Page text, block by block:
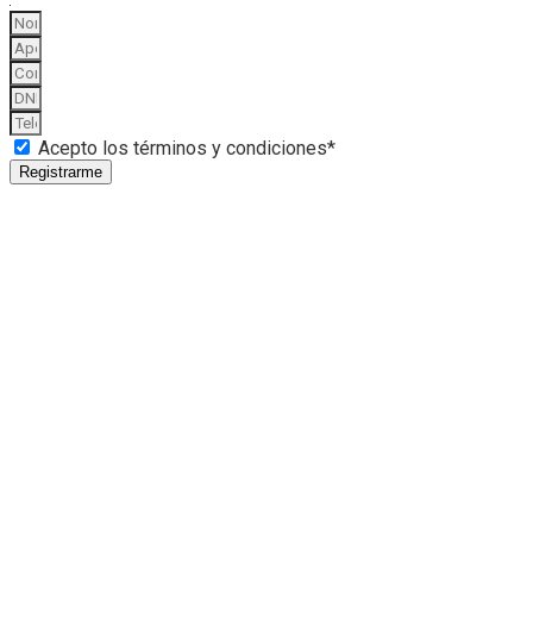
Acepto los términos y condiciones*
Registrarme